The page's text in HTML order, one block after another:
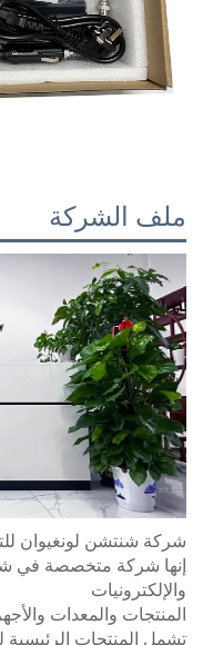
ملف الشركة
شركة شنتشن لونغيوان
إنها شركة متخصصة في
والإلكترونيات
المنتجات والمعدات
تشمل المنتجات الرئيسية